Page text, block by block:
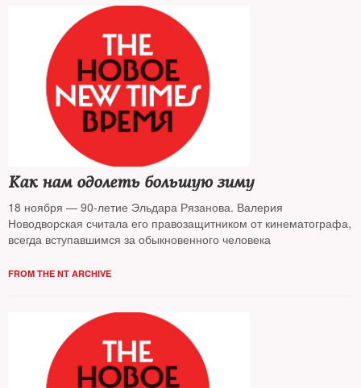
Как нам одолеть большую зиму
18 ноября — 90-летие Эльдара Рязанова. Валерия
Новодворская считала его правозащитником от кинематографа,
всегда вступавшимся за обыкновенного человека
FROM THE NT ARCHIVE